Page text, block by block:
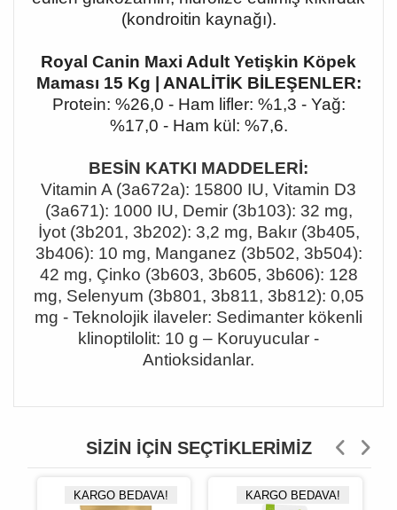
(kondroitin kaynağı).
Royal Canin Maxi Adult Yetişkin Köpek
Maması 15 Kg | ANALİTİK BİLEŞENLER:
Protein: %26,0 - Ham lifler: %1,3 - Yağ:
%17,0 - Ham kül: %7,6.
BESİN KATKI MADDELERİ:
Vitamin A (3a672a): 15800 IU, Vitamin D3
(3a671): 1000 IU, Demir (3b103): 32 mg,
İyot (3b201, 3b202): 3,2 mg, Bakır (3b405,
3b406): 10 mg, Manganez (3b502, 3b504):
42 mg, Çinko (3b603, 3b605, 3b606): 128
mg, Selenyum (3b801, 3b811, 3b812): 0,05
mg - Teknolojik ilaveler: Sedimanter kökenli
klinoptilolit: 10 g – Koruyucular -
Antioksidanlar.
SIZIN İÇIN SEÇTIKLERIMIZ
KARGO BEDAVA! KARGO BEDAVA!